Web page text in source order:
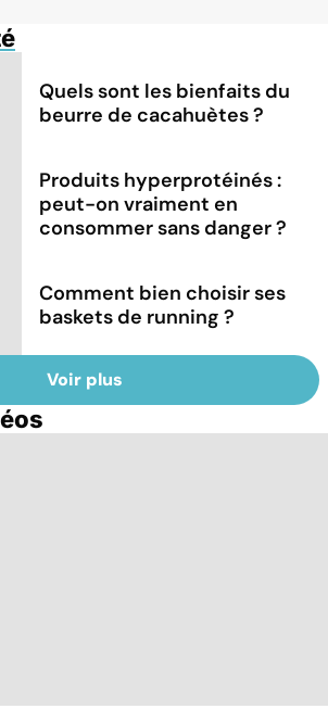
Quels sont les bienfaits du
beurre de cacahuètes ?
Produits hyperprotéinés :
peut-on vraiment en
consommer sans danger ?
Comment bien choisir ses
baskets de running ?
Voir plus